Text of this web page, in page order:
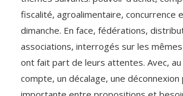
fiscalité, agroalimentaire, concurrence
dimanche. En face, fédérations,
associations, interrogés sur les
ont fait part de leurs attentes. Avec,
compte, un décalage, une déconnexion